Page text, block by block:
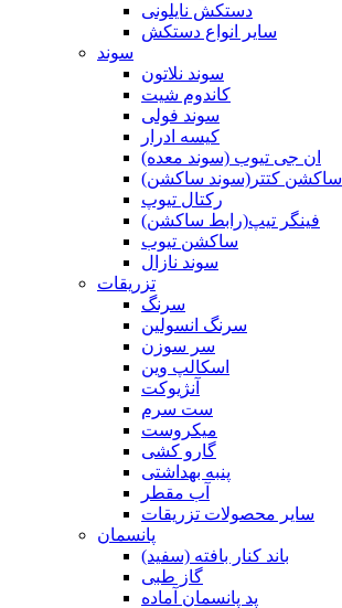
دستکش نایلونی
سایر انواع دستکش
سوند
سوند نلاتون
کاندوم شیت
سوند فولی
کیسه ادرار
ان جی تیوب (سوند معده)
ساکشن کتتر(سوند ساکشن)
رکتال تیوپ
فینگر تیپ(رابط ساکشن)
ساکشن تیوب
سوند نازال
تزریقات
سرنگ
سرنگ انسولین
سر سوزن
اسکالپ وین
آنژیوکت
ست سرم
میکروست
گارو کشی
پنبه بهداشتی
آب مقطر
سایر محصولات تزریقات
پانسمان
باند کنار بافته (سفید)
گاز طبی
پد پانسمان آماده